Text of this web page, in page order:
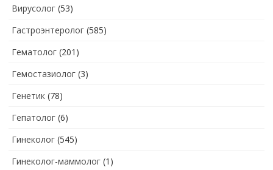
Вирусолог (53)
Гастроэнтеролог (585)
Гематолог (201)
Гемостазиолог (3)
Генетик (78)
Гепатолог (6)
Гинеколог (545)
Гинеколог-маммолог (1)